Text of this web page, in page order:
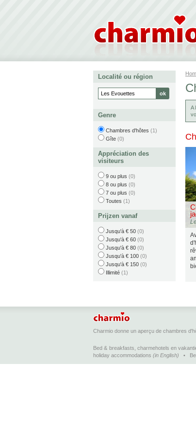
A
Localité ou région
Genre
Chambres d'hôtes (1)
Gîte (0)
Appréciation des
visiteurs
9 ou plus (0)
8 ou plus (0)
7 ou plus (0)
Toutes (1)
Prijzen vanaf
Jusqu'à € 50 (0)
Jusqu'à € 60 (0)
Jusqu'à € 80 (0)
Jusqu'à € 100 (0)
Jusqu'à € 150 (0)
Illimité (1)
Charmio donne un aperçu de chambres
Bed & breakfasts, charmehotels en
holiday accommodations (in English) •